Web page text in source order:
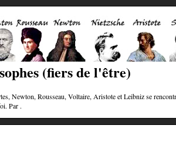
(fiers de l'être)
Newton, Rousseau, Voltaire, Aristote et Leibniz se
Par .